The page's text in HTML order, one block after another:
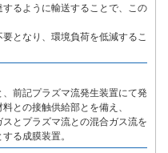
るように輸送することで、この
となり、環境負荷を低減するこ
前記プラズマ流発生装置にて発
との接触供給部とを備え、
とプラズマ流との混合ガス流を
る成膜装置。